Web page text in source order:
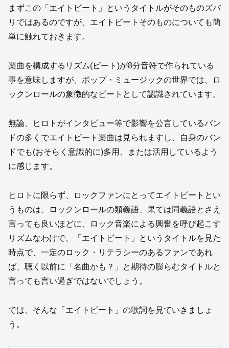
まずこの「エイトビート」というタイトルがそのものズバ
リではあるのですが、エイトビートそのものについても簡
単に触れておきます。
楽曲を構成するリズム(ビート)が8分音符で作られている
事を意味しますが、ポップ・ミュージックの世界では、ロ
ックンロールの象徴的なビートとして認識されています。
無論、ヒロトがインタビュー等で影響を公言しているバン
ドの多くでエイトビート楽曲は見られますし、自身のバン
ドでも(おそらく意識的に)多用、または活用しているよう
に感じます。
ヒロトに限らず、ロックファンにとってエイトビートとい
うものは、ロックンロールの類義語、果ては同義語とさえ
言っても良いほどに、ロック音楽による興奮を呼び起こす
リズムなわけで、「エイトビート」というタイトルを見た
時点で、一定のロック・リテラシーのあるファンであれ
ば、聴く以前に「名曲かも？」と期待の膨らむタイトルと
言っても言い過ぎではないでしょう。
では、そんな「エイトビート」の歌詞を見ていきましょ
う。